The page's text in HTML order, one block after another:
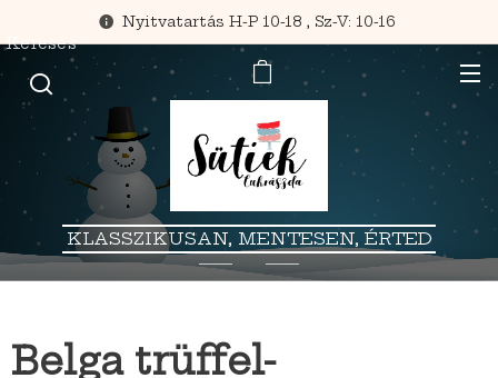
Nyitvatartás H-P 10-18 , Sz-V: 10-16
KLASSZIKUSAN, MENTESEN, ÉRTED
Keresés
Belga trüffel-